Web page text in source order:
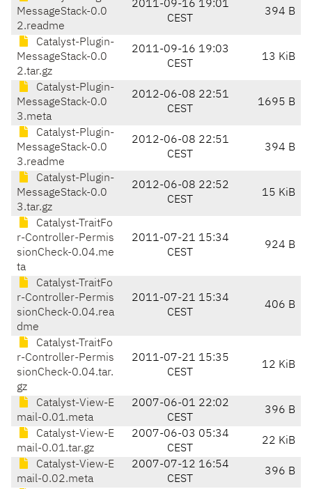
MessageStack-0.0
2.readme
2011-09-16 19:01
CEST
394 B
Catalyst-Plugin-
MessageStack-0.0
2.tar.gz
2011-09-16 19:03
CEST
13 KiB
Catalyst-Plugin-
MessageStack-0.0
3.meta
2012-06-08 22:51
CEST
1695 B
Catalyst-Plugin-
MessageStack-0.0
3.readme
2012-06-08 22:51
CEST
394 B
Catalyst-Plugin-
MessageStack-0.0
3.tar.gz
2012-06-08 22:52
CEST
15 KiB
Catalyst-TraitFo
r-Controller-Permis
sionCheck-0.04.me
ta
2011-07-21 15:34
CEST
924 B
Catalyst-TraitFo
r-Controller-Permis
sionCheck-0.04.rea
dme
2011-07-21 15:34
CEST
406 B
Catalyst-TraitFo
r-Controller-Permis
sionCheck-0.04.tar.
gz
2011-07-21 15:35
CEST
12 KiB
Catalyst-View-E
mail-0.01.meta
2007-06-01 22:02
CEST
396 B
Catalyst-View-E
mail-0.01.tar.gz
2007-06-03 05:34
CEST
22 KiB
Catalyst-View-E
mail-0.02.meta
2007-07-12 16:54
CEST
396 B